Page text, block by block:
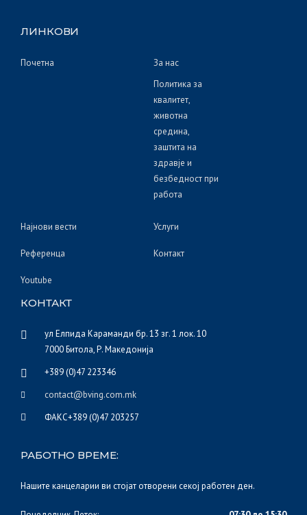
ЛИНКОВИ
Почетна
За нас
Политика за
квалитет,
животна
средина,
заштита на
здравје и
безбедност при
работа
Најнови вести Услуги
Референца Контакт
Youtube
КОНТАКТ
ул Елпида Караманди бр. 13 зг. 1 лок. 10
7000 Битола, Р. Македонија
+389 (0)47 223346
contact@bving.com.mk
ФАКС+389 (0)47 203257
РАБОТНО ВРЕМЕ:
Нашите канцеларии ви стојат отворени секој работен ден.